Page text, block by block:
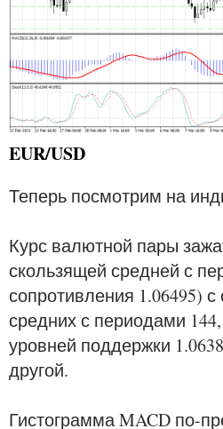
EUR/USD
Теперь посмотрим на
Курс валютной пары
скользящей средней с
сопротивления 1.06495)
средних с периодами
уровней поддержки
другой.
Гистограмма MACD по-